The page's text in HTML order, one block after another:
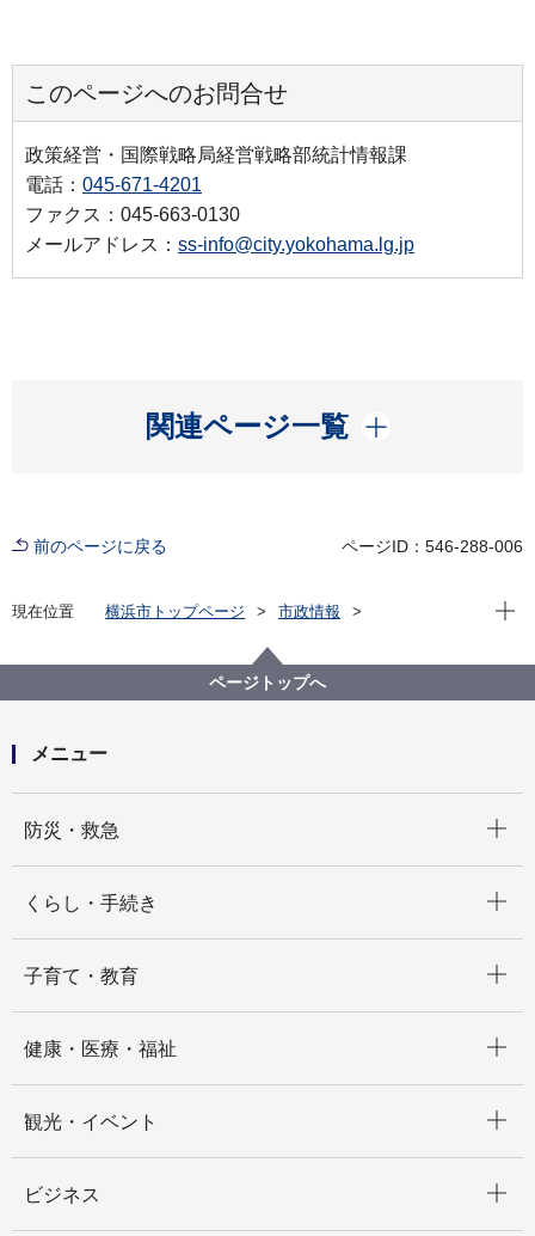
このページへのお問合せ
政策経営・国際戦略局経営戦略部統計情報課
電話： 045-671-4201
ファクス：045-663-0130
メールアドレス： ss-info@city.yokohama.lg.jp
関連ページ一覧
開く
前のページに戻る ページID：546-288-006
現在位置 横浜市トップページ
市政情報
横浜市統計書
横浜市統計書 第２章 人口
現在
ページトップへ
メニュー
防災・救急
くらし・手続き
子育て・教育
健康・医療・福祉
観光・イベント
ビジネス